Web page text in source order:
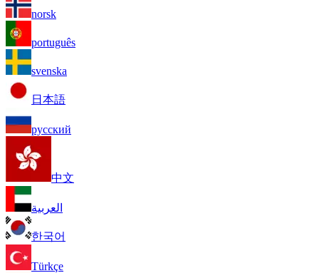
norsk
português
svenska
日本語
русский
中文
العربية
한국어
Türkçe